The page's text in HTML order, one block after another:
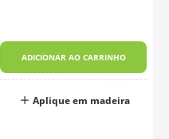
ADICIONAR AO CARRINHO
Aplique em madeira